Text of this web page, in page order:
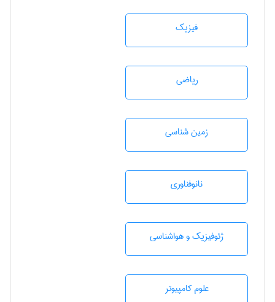
فیزیک
رياضی
زمين شناسی
نانوفناوری
ژئوفيزيك و هواشناسی
علوم کامپیوتر